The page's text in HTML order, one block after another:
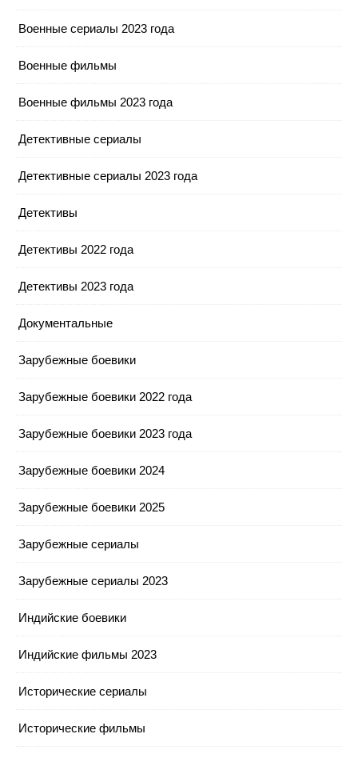
Военные сериалы 2023 года
Военные фильмы
Военные фильмы 2023 года
Детективные сериалы
Детективные сериалы 2023 года
Детективы
Детективы 2022 года
Детективы 2023 года
Документальные
Зарубежные боевики
Зарубежные боевики 2022 года
Зарубежные боевики 2023 года
Зарубежные боевики 2024
Зарубежные боевики 2025
Зарубежные сериалы
Зарубежные сериалы 2023
Индийские боевики
Индийские фильмы 2023
Исторические сериалы
Исторические фильмы